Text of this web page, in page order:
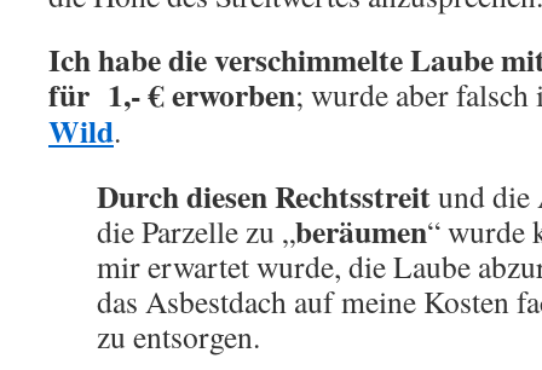
Ich habe die verschimmelte Laube
für 1,- € erworben; wurde aber
Wild.
Durch diesen Rechtsstreitund die
die Parzelle zu „beräumen“ wurde
mir erwartet wurde, die Laube
das Asbestdach auf meine Kosten
zu entsorgen.